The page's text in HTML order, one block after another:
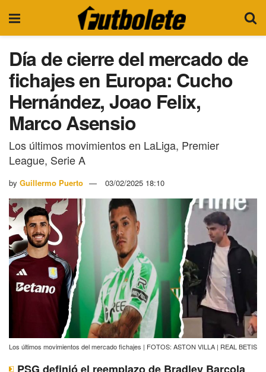
Día de cierre del mercado de
fichajes en Europa: Cucho
Hernández, Joao Felix,
Marco Asensio
Los últimos movimientos en LaLiga, Premier
League, Serie A
by Guillermo Puerto 03/02/2025 18:10
Los últimos movimientos del mercado fichajes | FOTOS: ASTON VILLA | REAL BETIS